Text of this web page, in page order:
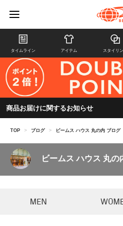
タイムライン アイテム スタイリ
商品お届けに関するお知らせ
TOP > ブログ > ビームス ハウス 丸の内 ブログ
ビームス ハウス 丸の
MEN